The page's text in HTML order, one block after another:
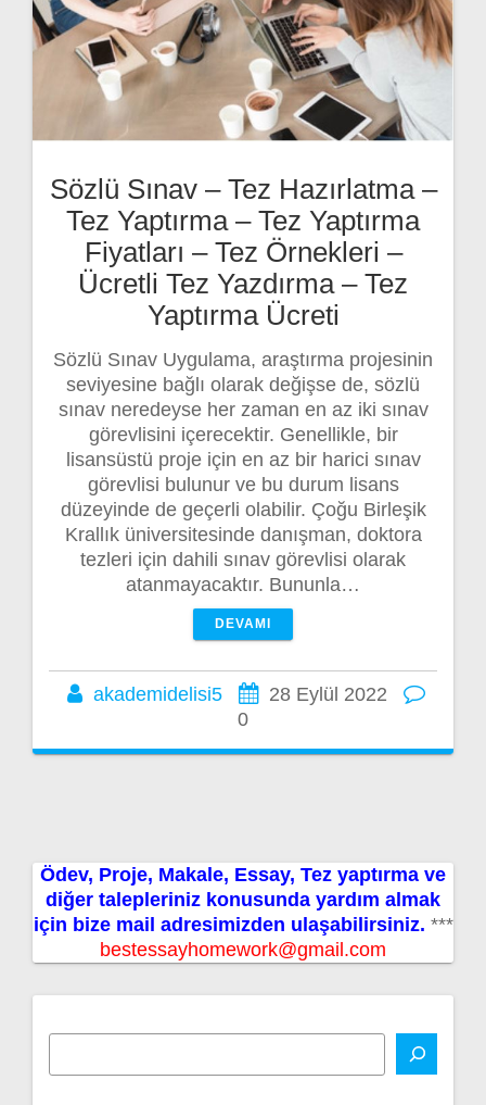
Sözlü Sınav – Tez Hazırlatma –
Tez Yaptırma – Tez Yaptırma
Fiyatları – Tez Örnekleri –
Ücretli Tez Yazdırma – Tez
Yaptırma Ücreti
Sözlü Sınav Uygulama, araştırma projesinin
seviyesine bağlı olarak değişse de, sözlü
sınav neredeyse her zaman en az iki sınav
görevlisini içerecektir. Genellikle, bir
lisansüstü proje için en az bir harici sınav
görevlisi bulunur ve bu durum lisans
düzeyinde de geçerli olabilir. Çoğu Birleşik
Krallık üniversitesinde danışman, doktora
tezleri için dahili sınav görevlisi olarak
atanmayacaktır. Bununla…
DEVAMI
akademidelisi5
28 Eylül 2022
0
Ödev, Proje, Makale, Essay, Tez yaptırma ve
diğer talepleriniz konusunda yardım almak
için bize mail adresimizden ulaşabilirsiniz. ***
bestessayhomework@gmail.com